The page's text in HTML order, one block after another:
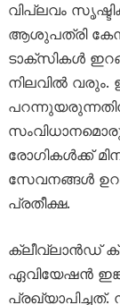
വിപ്ലവം
ആശുപത്രി
ടാക്സികൾ
നിലവിൽ വരും.
രോഗികൾക്ക്
സേവനങ്ങൾ
പ്രതീക്ഷ.
ക്ലീവ്‌ലാൻഡ്
ഏവിയേഷൻ
പ്രഖ്യാപിച്ചത്.